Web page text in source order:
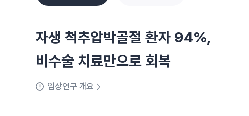
자생 척추압박골절 환자 94%,
비수술 치료만으로 회복
임상연구 개요